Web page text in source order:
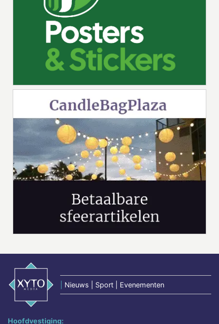
Nieuws | Sport | Evenementen
Hoofdvestiging: